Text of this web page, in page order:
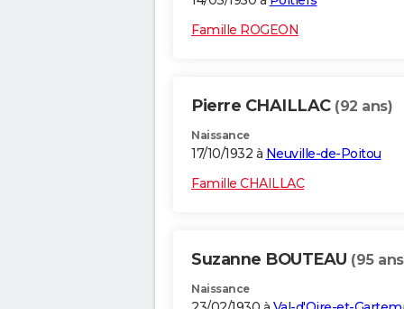
Famille ROGEON
Pierre CHAILLAC (92 ans)
Naissance
17/10/1932 à Neuville-de-Poitou
Famille CHAILLAC
Suzanne BOUTEAU (95
Naissance